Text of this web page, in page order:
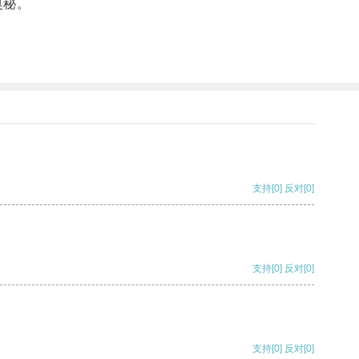
。
支持[0] 反对[0]
支持[0] 反对[0]
支持[0] 反对[0]